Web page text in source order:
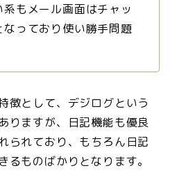
もメール画面はチャッ
なっており使い勝手問題
徴として、デジログという
りますが、日記機能も優良
られており、もちろん日記
るものばかりとなります。